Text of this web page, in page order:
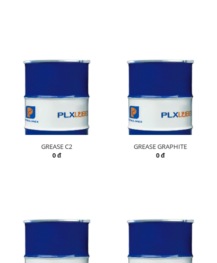
GREASE C2
0 đ
GREASE GRAPHITE
0 đ